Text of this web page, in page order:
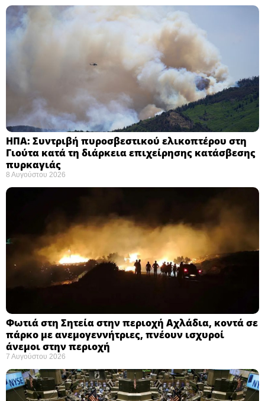
ΗΠΑ: Συντριβή πυροσβεστικού ελικοπτέρου στη
Γιούτα κατά τη διάρκεια επιχείρησης κατάσβεσης
πυρκαγιάς ​
8 Αυγούστου 2026
Φωτιά στη Σητεία στην περιοχή Αχλάδια, κοντά σε
πάρκο με ανεμογεννήτριες, πνέουν ισχυροί
άνεμοι στην περιοχή
7 Αυγούστου 2026